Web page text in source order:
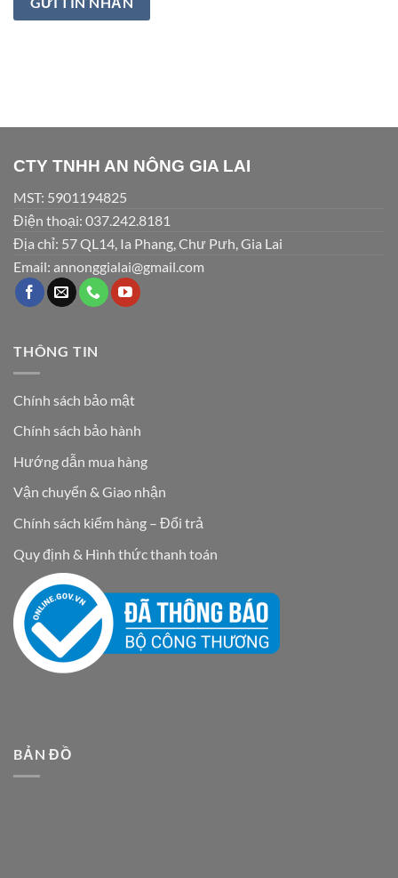
CTY TNHH AN NÔNG GIA LAI
MST: 5901194825
Điện thoại: 037.242.8181
Địa chỉ: 57 QL14, Ia Phang, Chư Pưh, Gia Lai
Email: annonggialai@gmail.com
THÔNG TIN
Chính sách bảo mật
Chính sách bảo hành
Hướng dẫn mua hàng
Vận chuyển & Giao nhận
Chính sách kiểm hàng – Đổi trả
Quy định & Hình thức thanh toán
BẢN ĐỒ